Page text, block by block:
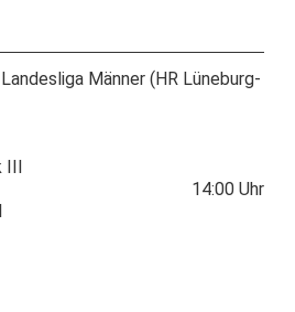
Männer (HR Lüneburg-
14:00 Uhr